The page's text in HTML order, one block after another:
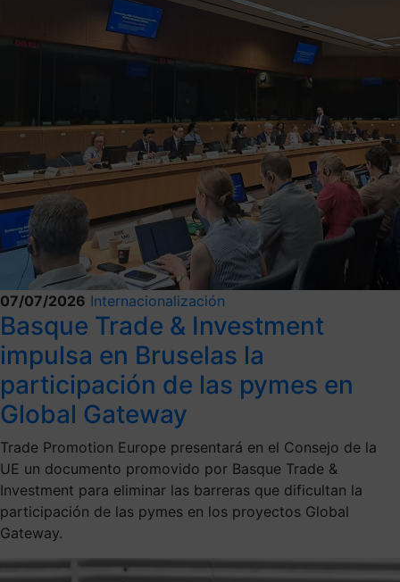
07/07/2026 Internacionalización
Basque Trade & Investment
impulsa en Bruselas la
participación de las pymes en
Global Gateway
Trade Promotion Europe presentará en el Consejo de la
UE un documento promovido por Basque Trade &
Investment para eliminar las barreras que dificultan la
participación de las pymes en los proyectos Global
Gateway.